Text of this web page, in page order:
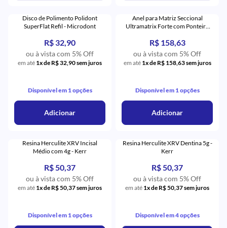
Disco de Polimento Polidont
SuperFlat Refil - Microdont
R$ 32,90
ou à vista com 5% Off
em até 1x de R$ 32,90 sem juros
Disponível em 1 opções
Adicionar
Anel para Matriz Seccional
Ultramatrix Forte com Ponteira
R$ 158,63
ou à vista com 5% Off
em até 1x de R$ 158,63 sem juros
Disponível em 1 opções
Adicionar
Resina Herculite XRV Incisal
Médio com 4g - Kerr
R$ 50,37
ou à vista com 5% Off
em até 1x de R$ 50,37 sem juros
Disponível em 1 opções
Resina Herculite XRV Dentina 5g -
Kerr
R$ 50,37
ou à vista com 5% Off
em até 1x de R$ 50,37 sem juros
Disponível em 4 opções